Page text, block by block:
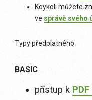
Kdykoli můžete
ve správě svého
Typy předplatného:
BASIC
přístup k